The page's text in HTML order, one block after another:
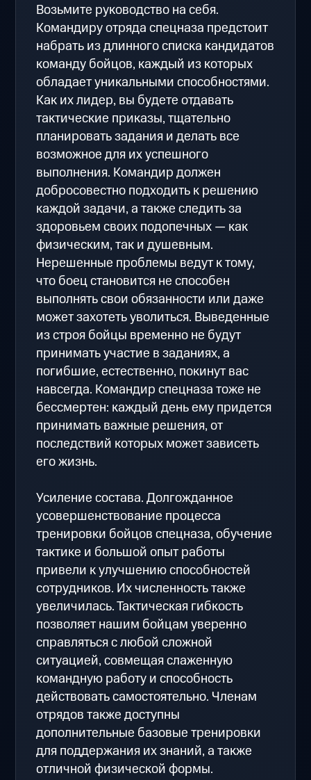
Возьмите руководство на себя.
Командиру отряда спецназа предстоит
набрать из длинного списка кандидатов
команду бойцов, каждый из которых
обладает уникальными способностями.
Как их лидер, вы будете отдавать
тактические приказы, тщательно
планировать задания и делать все
возможное для их успешного
выполнения. Командир должен
добросовестно подходить к решению
каждой задачи, а также следить за
здоровьем своих подопечных — как
физическим, так и душевным.
Нерешенные проблемы ведут к тому,
что боец становится не способен
выполнять свои обязанности или даже
может захотеть уволиться. Выведенные
из строя бойцы временно не будут
принимать участие в заданиях, а
погибшие, естественно, покинут вас
навсегда. Командир спецназа тоже не
бессмертен: каждый день ему придется
принимать важные решения, от
последствий которых может зависеть
его жизнь.
Усиление состава. Долгожданное
усовершенствование процесса
тренировки бойцов спецназа, обучение
тактике и большой опыт работы
привели к улучшению способностей
сотрудников. Их численность также
увеличилась. Тактическая гибкость
позволяет нашим бойцам уверенно
справляться с любой сложной
ситуацией, совмещая слаженную
командную работу и способность
действовать самостоятельно. Членам
отрядов также доступны
дополнительные базовые тренировки
для поддержания их знаний, а также
отличной физической формы.